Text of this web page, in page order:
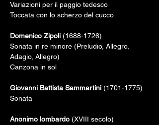
Variazioni per il paggio tedesco
Toccata con lo scherzo del cucco
Domenico Zipoli (1688-1726)
Sonata in re minore (Preludio, Allegro,
Adagio, Allegro)
Canzona in sol
Giovanni Battista Sammartini (1701-1775)
Sonata
Anonimo lombardo (XVIII secolo)